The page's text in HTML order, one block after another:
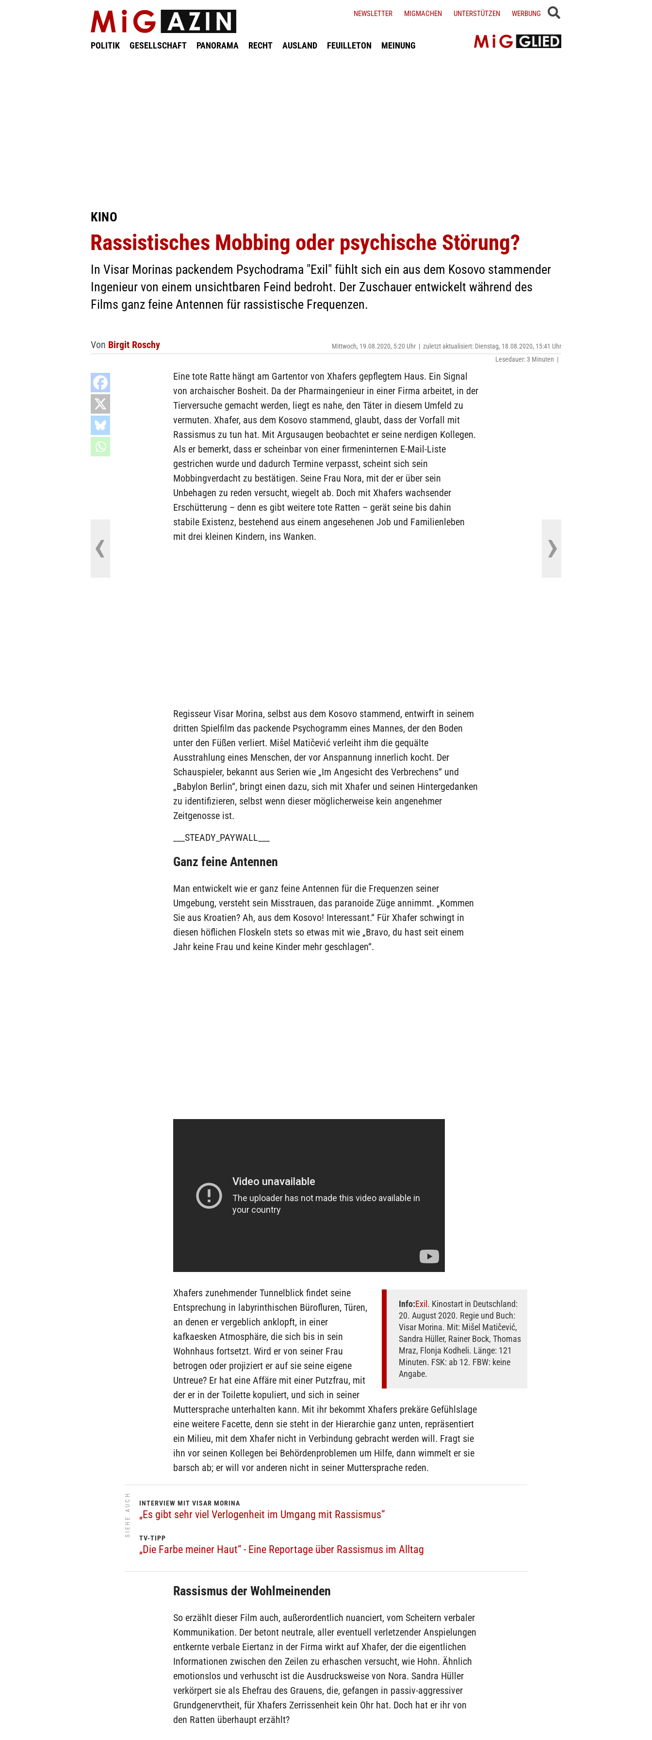
POLITIK GESELLSCHAFT PANORAMA RECHT AUSLAND FEUILLETON MEINUNG
NEWSLETTER MIGMACHEN UNTERSTÜTZEN WERBUNG
KINO
Rassistisches Mobbing oder psychische Störung?
In Visar Morinas packendem Psychodrama "Exil" fühlt sich ein aus dem Kosovo stammender
Ingenieur von einem unsichtbaren Feind bedroht. Der Zuschauer entwickelt während des
Films ganz feine Antennen für rassistische Frequenzen.
Von Birgit Roschy Mittwoch, 19.08.2020, 5:20 Uhr | zuletzt aktualisiert: Dienstag, 18.08.2020, 15:41 Uhr
Lesedauer: 3 Minuten |
Eine tote Ratte hängt am Gartentor von Xhafers gepflegtem Haus. Ein Signal
von archaischer Bosheit. Da der Pharmaingenieur in einer Firma arbeitet, in der
Tierversuche gemacht werden, liegt es nahe, den Täter in diesem Umfeld zu
vermuten. Xhafer, aus dem Kosovo stammend, glaubt, dass der Vorfall mit
Rassismus zu tun hat. Mit Argusaugen beobachtet er seine nerdigen Kollegen.
Als er bemerkt, dass er scheinbar von einer firmeninternen E-Mail-Liste
gestrichen wurde und dadurch Termine verpasst, scheint sich sein
Mobbingverdacht zu bestätigen. Seine Frau Nora, mit der er über sein
Unbehagen zu reden versucht, wiegelt ab. Doch mit Xhafers wachsender
Erschütterung – denn es gibt weitere tote Ratten – gerät seine bis dahin
stabile Existenz, bestehend aus einem angesehenen Job und Familienleben
mit drei kleinen Kindern, ins Wanken.
Regisseur Visar Morina, selbst aus dem Kosovo stammend, entwirft in seinem
dritten Spielfilm das packende Psychogramm eines Mannes, der den Boden
unter den Füßen verliert. Mišel Matičević verleiht ihm die gequälte
Ausstrahlung eines Menschen, der vor Anspannung innerlich kocht. Der
Schauspieler, bekannt aus Serien wie „Im Angesicht des Verbrechens“ und
„Babylon Berlin“, bringt einen dazu, sich mit Xhafer und seinen Hintergedanken
zu identifizieren, selbst wenn dieser möglicherweise kein angenehmer
Zeitgenosse ist.
___STEADY_PAYWALL___
Ganz feine Antennen
Man entwickelt wie er ganz feine Antennen für die Frequenzen seiner
Umgebung, versteht sein Misstrauen, das paranoide Züge annimmt. „Kommen
Sie aus Kroatien? Ah, aus dem Kosovo! Interessant.“ Für Xhafer schwingt in
diesen höflichen Floskeln stets so etwas mit wie „Bravo, du hast seit einem
Jahr keine Frau und keine Kinder mehr geschlagen“.
Info:Exil . Kinostart in Deutschland:
20. August 2020. Regie und Buch:
Visar Morina. Mit: Mišel Matičević,
Sandra Hüller, Rainer Bock, Thomas
Mraz, Flonja Kodheli. Länge: 121
Minuten. FSK: ab 12. FBW: keine
Angabe.
Xhafers zunehmender Tunnelblick findet seine
Entsprechung in labyrinthischen Bürofluren, Türen,
an denen er vergeblich anklopft, in einer
kafkaesken Atmosphäre, die sich bis in sein
Wohnhaus fortsetzt. Wird er von seiner Frau
betrogen oder projiziert er auf sie seine eigene
Untreue? Er hat eine Affäre mit einer Putzfrau, mit
der er in der Toilette kopuliert, und sich in seiner
Muttersprache unterhalten kann. Mit ihr bekommt Xhafers prekäre Gefühlslage
eine weitere Facette, denn sie steht in der Hierarchie ganz unten, repräsentiert
ein Milieu, mit dem Xhafer nicht in Verbindung gebracht werden will. Fragt sie
ihn vor seinen Kollegen bei Behördenproblemen um Hilfe, dann wimmelt er sie
barsch ab; er will vor anderen nicht in seiner Muttersprache reden.
SIEHE AUCH INTERVIEW MIT VISAR MORINA
„Es gibt sehr viel Verlogenheit im Umgang mit Rassismus“
TV-TIPP
„Die Farbe meiner Haut“ - Eine Reportage über Rassismus im Alltag
Rassismus der Wohlmeinenden
So erzählt dieser Film auch, außerordentlich nuanciert, vom Scheitern verbaler
Kommunikation. Der betont neutrale, aller eventuell verletzender Anspielungen
entkernte verbale Eiertanz in der Firma wirkt auf Xhafer, der die eigentlichen
Informationen zwischen den Zeilen zu erhaschen versucht, wie Hohn. Ähnlich
emotionslos und verhuscht ist die Ausdrucksweise von Nora. Sandra Hüller
verkörpert sie als Ehefrau des Grauens, die, gefangen in passiv-aggressiver
Grundgenervtheit, für Xhafers Zerrissenheit kein Ohr hat. Doch hat er ihr von
den Ratten überhaupt erzählt?